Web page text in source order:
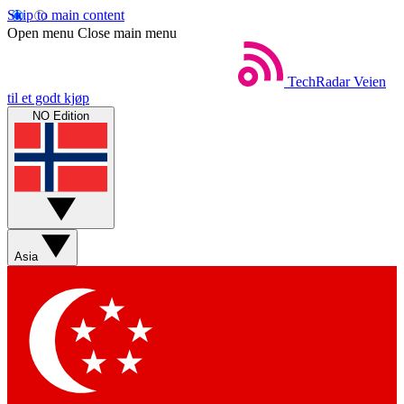
Skip to main content
Open menu Close main menu
TechRadar Veien
til et godt kjøp
NO Edition
Asia